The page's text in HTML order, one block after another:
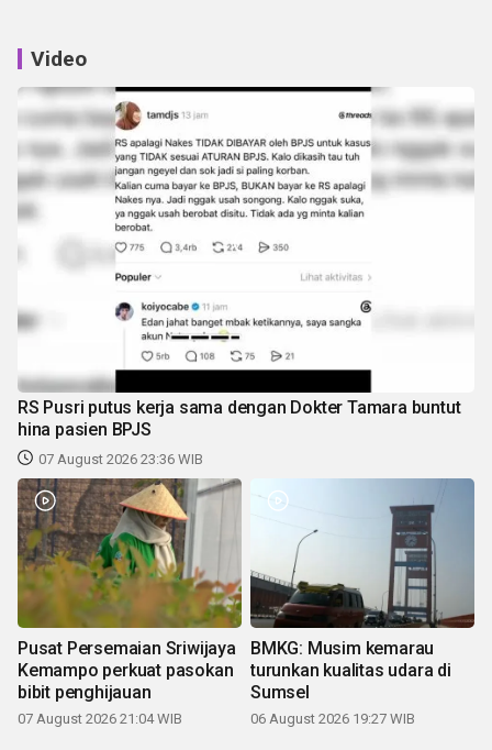
Video
RS Pusri putus kerja sama dengan Dokter Tamara buntut
hina pasien BPJS
07 August 2026 23:36 WIB
Pusat Persemaian Sriwijaya
Kemampo perkuat pasokan
bibit penghijauan
07 August 2026 21:04 WIB
BMKG: Musim kemarau
turunkan kualitas udara di
Sumsel
06 August 2026 19:27 WIB